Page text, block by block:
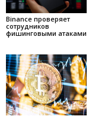
Binance проверяет
сотрудников
фишинговыми атаками